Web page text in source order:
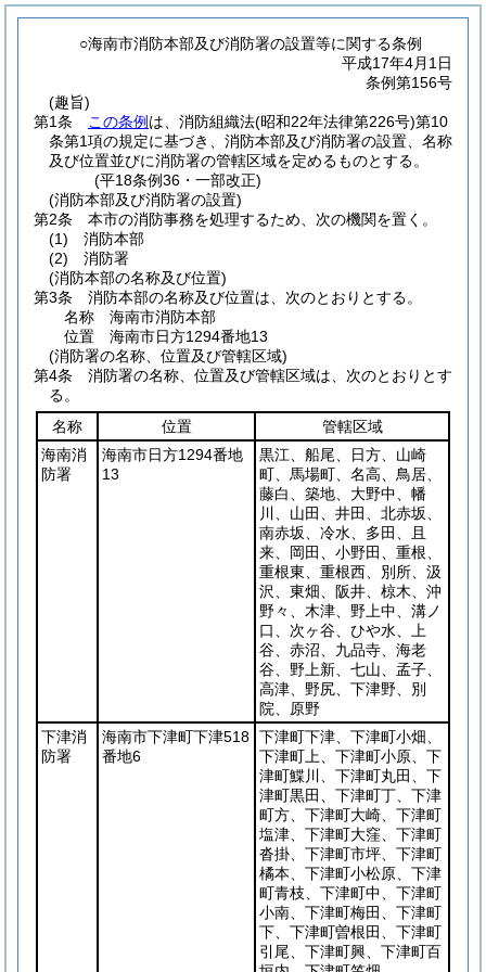
○海南市消防本部及び消防署の設置等に関する条例
平成17年4月1日
条例第156号
(趣旨)
第1条
この条例 は、消防組織法(昭和22年法律第226号)第10
条第1項の規定に基づき、消防本部及び消防署の設置、名称
及び位置並びに消防署の管轄区域を定めるものとする。
(平18条例36・一部改正)
(消防本部及び消防署の設置)
第2条
本市の消防事務を処理するため、次の機関を置く。
(1)
消防本部
(2)
消防署
(消防本部の名称及び位置)
第3条
消防本部の名称及び位置は、次のとおりとする。
名称 海南市消防本部
位置 海南市日方1294番地13
(消防署の名称、位置及び管轄区域)
第4条
消防署の名称、位置及び管轄区域は、次のとおりとす
る。
名称
位置
管轄区域
海南消
防署
海南市日方1294番地
13
黒江、船尾、日方、山崎
町、馬場町、名高、鳥居、
藤白、築地、大野中、幡
川、山田、井田、北赤坂、
南赤坂、冷水、多田、且
来、岡田、小野田、重根、
重根東、重根西、別所、汲
沢、東畑、阪井、椋木、沖
野々、木津、野上中、溝ノ
口、次ヶ谷、ひや水、上
谷、赤沼、九品寺、海老
谷、野上新、七山、孟子、
高津、野尻、下津野、別
院、原野
下津消
防署
海南市下津町下津518
番地6
下津町下津、下津町小畑、
下津町上、下津町小原、下
津町鰈川、下津町丸田、下
津町黒田、下津町丁、下津
町方、下津町大崎、下津町
塩津、下津町大窪、下津町
沓掛、下津町市坪、下津町
橘本、下津町小松原、下津
町青枝、下津町中、下津町
小南、下津町梅田、下津町
下、下津町曽根田、下津町
引尾、下津町興、下津町百